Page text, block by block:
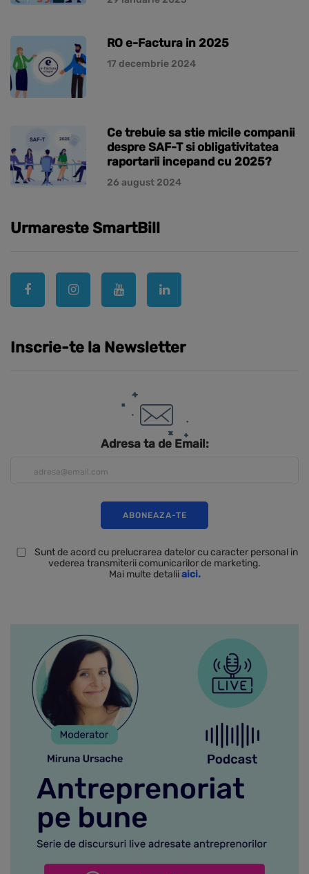
RO e-Factura in 2025
17 decembrie 2024
Ce trebuie sa stie micile companii
despre SAF-T si obligativitatea
raportarii incepand cu 2025?
26 august 2024
Urmareste SmartBill
Inscrie-te la Newsletter
Adresa ta de Email:
Sunt de acord cu prelucrarea datelor cu caracter personal in
vederea transmiterii comunicarilor de marketing.
Mai multe detaliiaici.